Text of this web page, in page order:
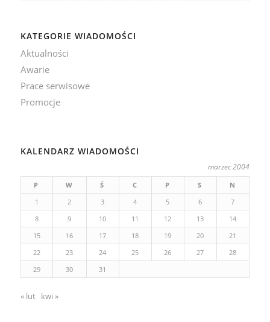
KATEGORIE WIADOMOŚCI
Aktualności
Awarie
Prace serwisowe
Promocje
KALENDARZ WIADOMOŚCI
marzec 2004
P W Ś C P S
N
1
2 3 4 5 6
7
8
9 10 11 12 13
14
15
16 17 18 19 20
21
22
23 24 25 26 27
28
29
30 31
« lut kwi »